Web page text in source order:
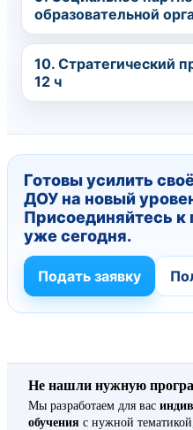
образовательной
10. Стратегический
12 ч
Готовы усилить
ДОУ на новый
Присоединяйтесь
уже сегодня.
Подать заявку
Не нашли нужную
Мы разработаем для вас
обучения с нужной